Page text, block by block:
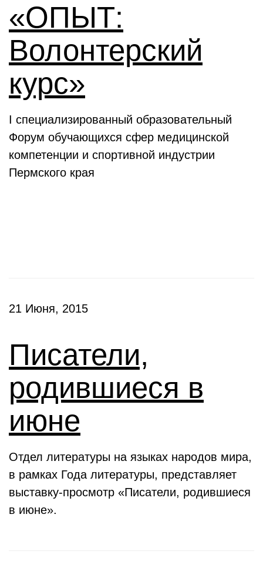
«ОПЫТ:
Волонтерский
курс»
I специализированный образовательный
Форум обучающихся сфер медицинской
компетенции и спортивной индустрии
Пермского края
21 Июня, 2015
Писатели,
родившиеся в
июне
Отдел литературы на языках народов мира,
в рамках Года литературы, представляет
выставку-просмотр «Писатели, родившиеся
в июне».